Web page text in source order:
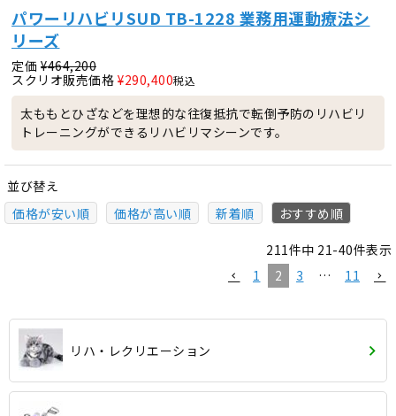
パワーリハビリSUD TB-1228 業務用運動療法シ
リーズ
定価 ¥464,200
スクリオ販売価格 ¥290,400税込
太ももとひざなどを理想的な往復抵抗で転倒予防のリハビリ
トレーニングができるリハビリマシーンです。
並び替え
価格が安い順
価格が高い順 新着順 おすすめ順
211件中 21-40件表示
1
2 3 … 11
リハ・レクリエーション